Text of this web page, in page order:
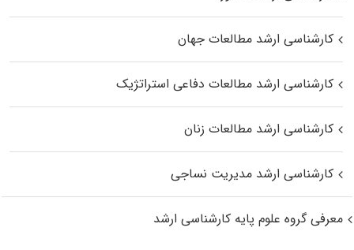
کارشناسی ارشد مطالعات جهان
کارشناسی ارشد مطالعات دفاعی استراتژیک
کارشناسی ارشد مطالعات زنان
کارشناسی ارشد مدیریت نساجی
معرفی گروه علوم پایه کارشناسی ارشد